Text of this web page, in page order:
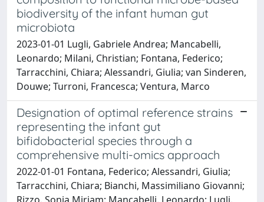
biodiversity of the infant human gut
microbiota
2023-01-01 Lugli, Gabriele Andrea; Mancabelli,
Leonardo; Milani, Christian; Fontana, Federico;
Tarracchini, Chiara; Alessandri, Giulia; van Sinderen,
Douwe; Turroni, Francesca; Ventura, Marco
Designation of optimal reference strains
representing the infant gut
bifidobacterial species through a
comprehensive multi-omics approach
2022-01-01 Fontana, Federico; Alessandri, Giulia;
Tarracchini, Chiara; Bianchi, Massimiliano Giovanni;